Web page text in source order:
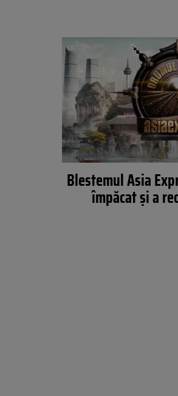
Blestemul Asia
împăcat și a